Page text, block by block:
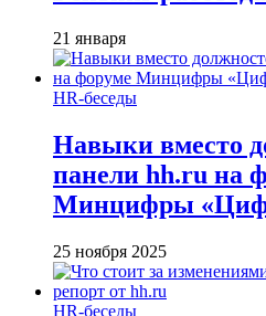
21 января
HR-беседы
Навыки вместо
панели hh.ru на
Минцифры
25 ноября 2025
HR-беседы